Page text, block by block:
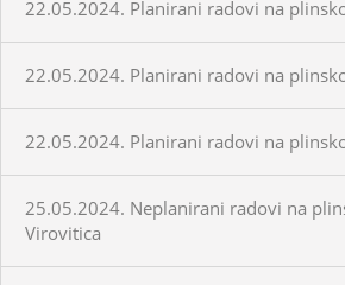
22.05.2024. Planirani radovi na
22.05.2024. Planirani radovi na
22.05.2024. Planirani radovi na
25.05.2024. Neplanirani radovi na
Virovitica